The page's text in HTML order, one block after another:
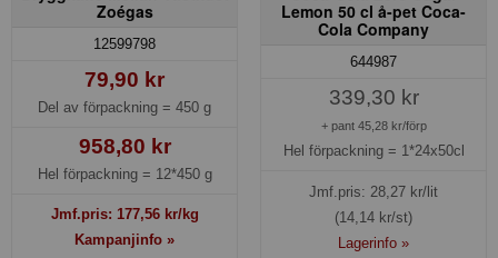
Zoégas
12599798
79,90 kr
Del av förpackning = 450 g
958,80 kr
Hel förpackning = 12*450 g
Jmf.pris: 177,56kr/kg
Kampanjinfo »
Lemon 50 cl å-pet Coca-
Cola Company
644987
339,30 kr
+ pant 45,28 kr/förp
Hel förpackning = 1*24x50cl
Jmf.pris: 28,27 kr/lit
(14,14 kr/st)
Lagerinfo »